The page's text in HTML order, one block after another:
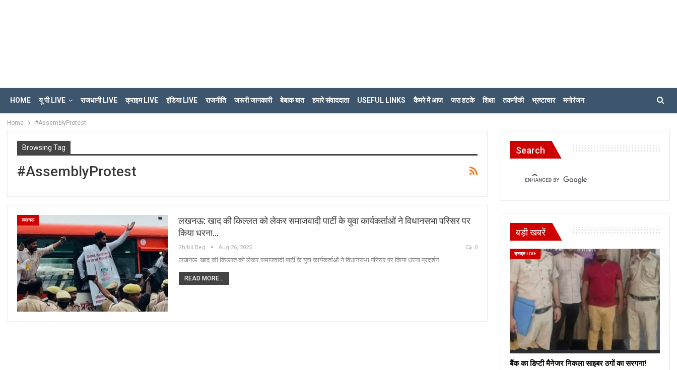
HOME यू पी LIVE राजधानी LIVE क्राइम LIVE इंडिया LIVE राजनीति जरूरी जानकारी बेबाक बात हमारे संवाददाता USEFUL LINKS कैमरे में आज जरा हटके शिक्षा तकनीकी भ्रष्टाचार मनोरंजन
Home #AssemblyProtest
Browsing Tag
#AssemblyProtest
लखनऊ
लखनऊ: खाद की किल्लत को लेकर समाजवादी पार्टी के युवा कार्यकर्ताओं ने विधानसभा परिसर पर
किया धरना…
Shibli Beg Aug 26, 2025 0
लखनऊ: खाद की किल्लत को लेकर समाजवादी पार्टी के युवा कार्यकर्ताओं ने विधानसभा परिसर पर किया धरना प्रदर्शन
READ MORE...
Search
बड़ी खबरें
क्राइम LIVE
बैंक का डिप्टी मैनेजर निकला साइबर ठगों का सरगना!